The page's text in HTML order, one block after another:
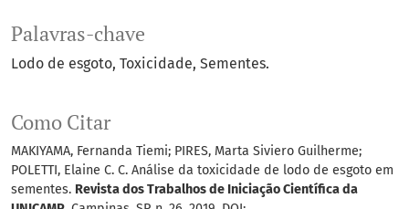
Palavras-chave
Lodo de esgoto Toxicidade Sementes.
Como Citar
MAKIYAMA, Fernanda Tiemi; PIRES, Marta Siviero Guilherme;
POLETTI, Elaine C. C. Análise da toxicidade de lodo de esgoto em
sementes. Revista dos Trabalhos de Iniciação Científica da